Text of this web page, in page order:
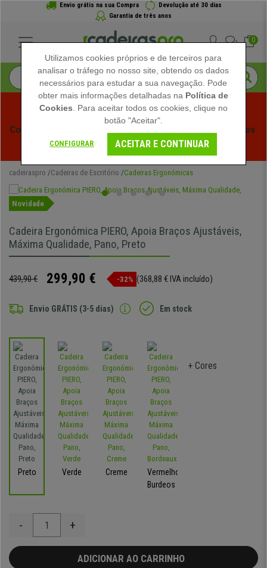
Envio grátis na sua Compra
Devolução até 30 dias
Garantia de três anos
0
Começam os Saldos de Verão em Cadeiraspro! Descontos
Exclusivos por Tempo Limitado - Ver Promoção
cadeiraspro Cadeiras de Escritório Cadeiras Ergonómicas
Novidade
Cadeira Ergonómica PIERO, Apoia Braços Ajustáveis,
Máxima Qualidade, Pano, Preto
439,90 € 299,90 € -32% (368,88 € IVA incluído)
Envio GRÁTIS (3-5 dias) Em stock
Preto Verde Creme
Vermelho-
Burdeos
+ Cores
- +
ADICIONAR AO CARRINHO
Utilizamos cookies próprios e de terceiros para
analisar o tráfego no nosso site, obtendo os dados
necessários para estudar a sua navegação. Pode
obter mais informações detalhadas na Política de
Cookies . Para aceitar todos os cookies, clique no
botão "Aceitar".
CONFIGURAR ACEITAR E CONTINUAR